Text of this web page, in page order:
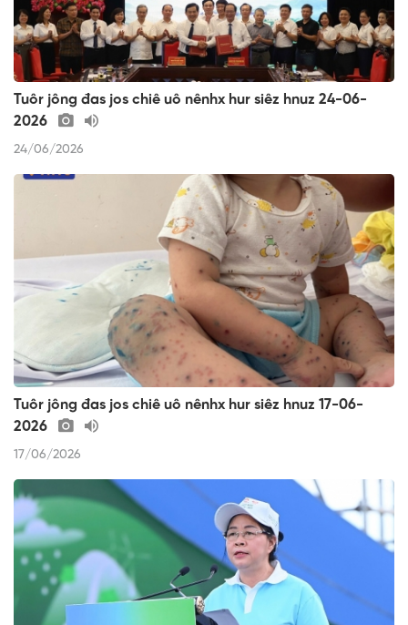
Tuôr jông đas jos chiê uô nênhx hur siêz hnuz 24-06-
2026
24/06/2026
Tuôr jông đas jos chiê uô nênhx hur siêz hnuz 17-06-
2026
17/06/2026